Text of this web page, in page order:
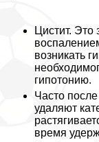
Цистит. Это
возникать
гипотонию.
Часто
удаляют
время